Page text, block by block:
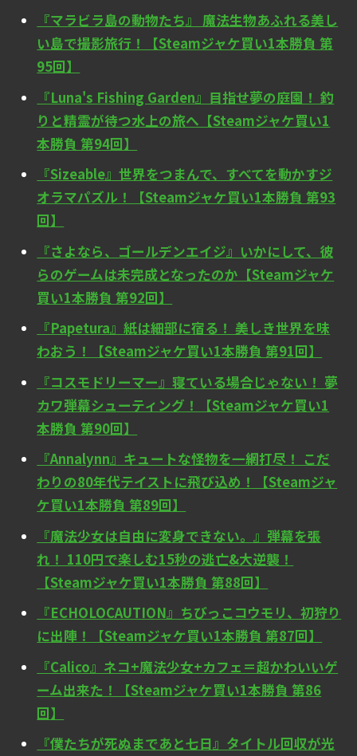
『マラビラ島の動物たち』 魔法生物あふれる美し
い島で撮影旅行！【Steamジャケ買い1本勝負 第
95回】
『Luna's Fishing Garden』目指せ夢の庭園！ 釣
りと精霊が待つ水上の旅へ【Steamジャケ買い1
本勝負 第94回】
『Sizeable』世界をつまんで、すべてを動かすジ
オラマパズル！【Steamジャケ買い1本勝負 第93
回】
『さよなら、ゴールデンエイジ』いかにして、彼
らのゲームは未完成となったのか【Steamジャケ
買い1本勝負 第92回】
『Papetura』紙は細部に宿る！ 美しき世界を味
わおう！【Steamジャケ買い1本勝負 第91回】
『コスモドリーマー』寝ている場合じゃない！ 夢
カワ弾幕シューティング！【Steamジャケ買い1
本勝負 第90回】
『Annalynn』キュートな怪物を一網打尽！ こだ
わりの80年代テイストに飛び込め！【Steamジャ
ケ買い1本勝負 第89回】
『魔法少女は自由に変身できない。』弾幕を張
れ！ 110円で楽しむ15秒の逃亡&大逆襲！
【Steamジャケ買い1本勝負 第88回】
『ECHOLOCAUTION』ちびっこコウモリ、初狩り
に出陣！【Steamジャケ買い1本勝負 第87回】
『Calico』ネコ+魔法少女+カフェ＝超かわいいゲ
ーム出来た！【Steamジャケ買い1本勝負 第86
回】
『僕たちが死ぬまであと七日』タイトル回収が光